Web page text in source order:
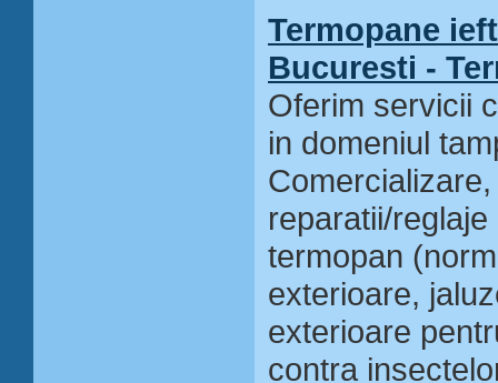
Termopane
Bucuresti -
Oferim servicii
in domeniul
reparatii/
termopan
exterioare,
exterioare
contra